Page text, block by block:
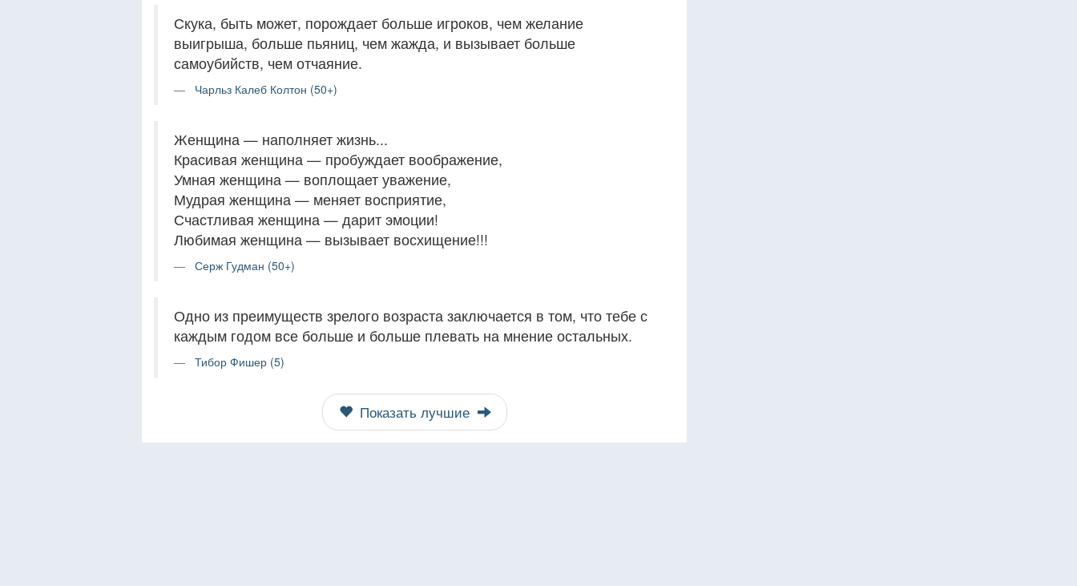
Скука, быть может, порождает больше игроков, чем желание
выигрыша, больше пьяниц, чем жажда, и вызывает больше
самоубийств, чем отчаяние.
Чарльз Калеб Колтон (50+)
Женщина — наполняет жизнь...
Красивая женщина — пробуждает воображение,
Умная женщина — воплощает уважение,
Мудрая женщина — меняет восприятие,
Счастливая женщина — дарит эмоции!
Любимая женщина — вызывает восхищение!!!
Серж Гудман (50+)
Одно из преимуществ зрелого возраста заключается в том, что тебе с
каждым годом все больше и больше плевать на мнение остальных.
Тибор Фишер (5)
Показать лучшие